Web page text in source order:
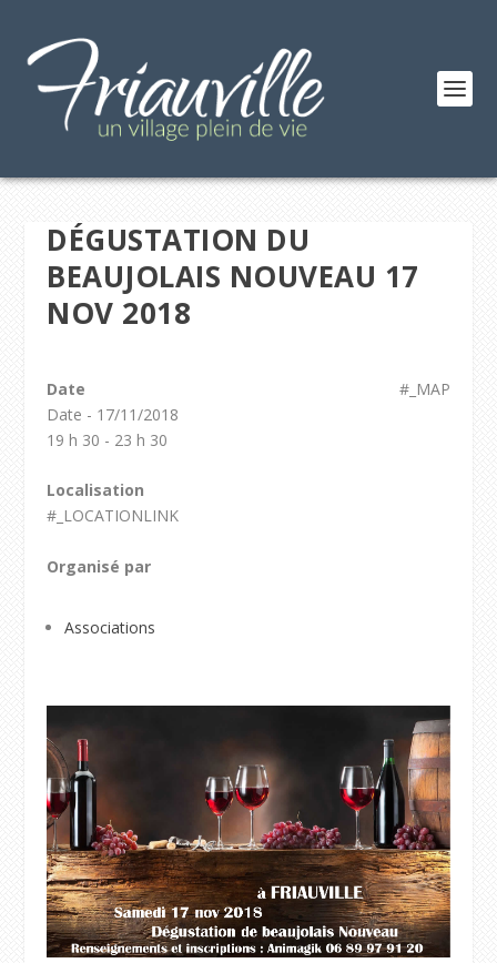
DÉGUSTATION DU
BEAUJOLAIS NOUVEAU 17
NOV 2018
#_MAP
Date
Date - 17/11/2018
19 h 30 - 23 h 30
Localisation
#_LOCATIONLINK
Organisé par
Associations